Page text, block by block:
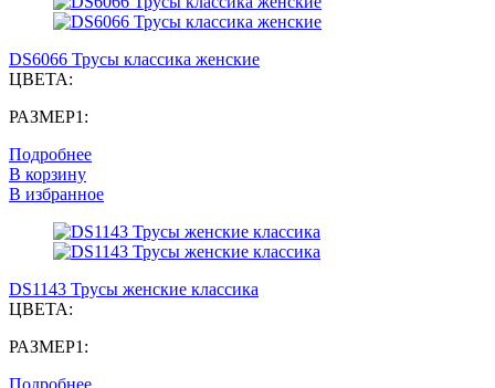
DS6066 Трусы классика женские
ЦВЕТА:
РАЗМЕР1:
Подробнее
В корзину
В избранное
DS1143 Трусы женские классика
ЦВЕТА:
РАЗМЕР1:
Подробнее